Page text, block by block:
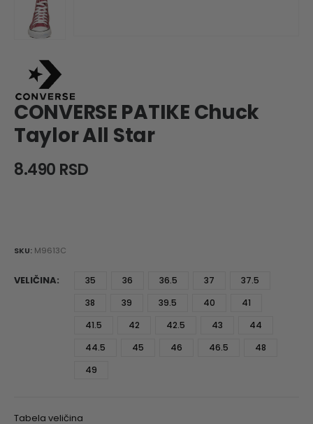
CONVERSE PATIKE Chuck
Taylor All Star
8.490 RSD
SKU: M9613C
VELIČINA 35 36 36.5 37
37.5
38
39 39.5 40
41
41.5
42 42.5 43
44
44.5
45 46 46.5
48
49
Tabela veličina